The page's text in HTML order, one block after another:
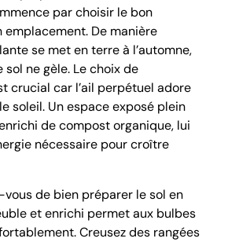
par choisir le bon
emplacement. De manière
se met en terre à l’automne,
ne gèle. Le choix de
crucial car l’ail perpétuel adore
soleil. Un espace exposé plein
de compost organique, lui
nécessaire pour croître
vous de bien préparer le sol en
et enrichi permet aux bulbes
Creusez des rangées